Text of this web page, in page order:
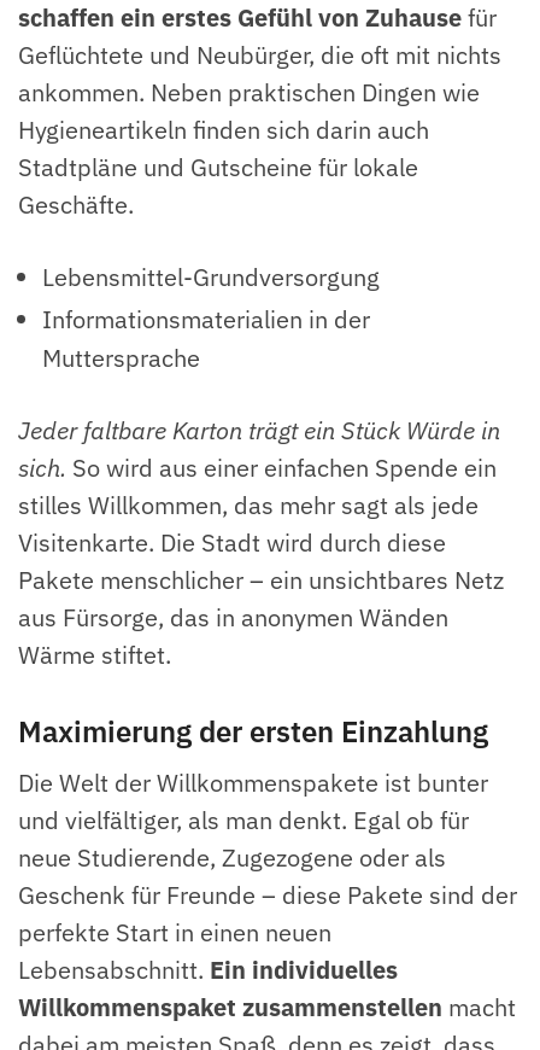
schaffen ein erstes Gefühl von Zuhausefür
Geflüchtete und Neubürger, die oft mit nichts
ankommen. Neben praktischen Dingen wie
Hygieneartikeln finden sich darin auch
Stadtpläne und Gutscheine für lokale
Geschäfte.
Lebensmittel-Grundversorgung
Informationsmaterialien in der
Muttersprache
Jeder faltbare Karton trägt ein Stück Würde in
sich. So wird aus einer einfachen Spende ein
stilles Willkommen, das mehr sagt als jede
Visitenkarte. Die Stadt wird durch diese
Pakete menschlicher – ein unsichtbares Netz
aus Fürsorge, das in anonymen Wänden
Wärme stiftet.
Maximierung der ersten Einzahlung
Die Welt der Willkommenspakete ist bunter
und vielfältiger, als man denkt. Egal ob für
neue Studierende, Zugezogene oder als
Geschenk für Freunde – diese Pakete sind der
perfekte Start in einen neuen
Lebensabschnitt. Ein individuelles
Willkommenspaket zusammenstellen macht